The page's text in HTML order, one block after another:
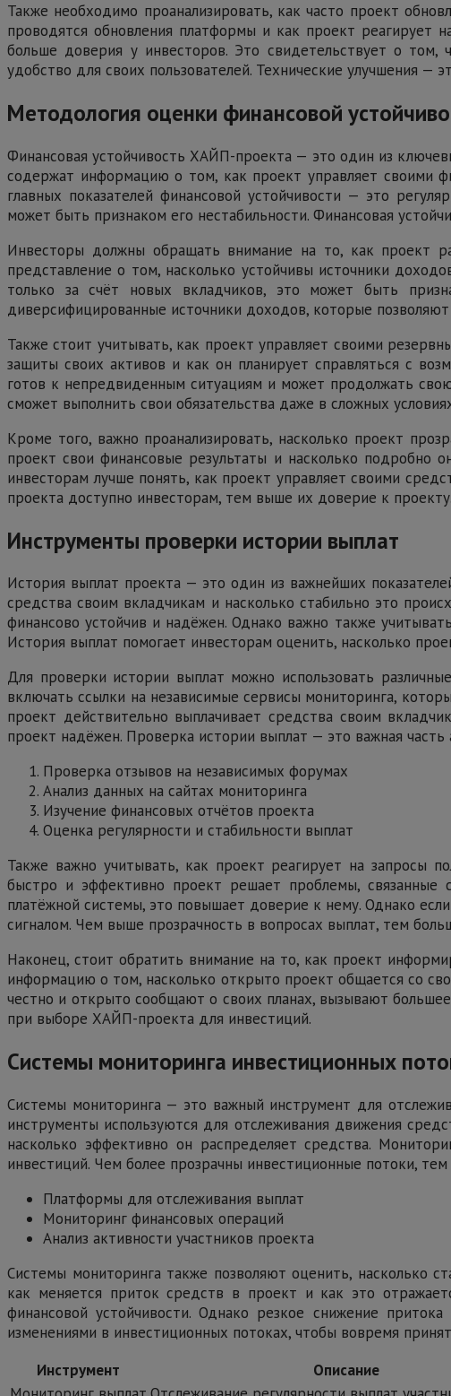
Также необходимо проанализировать, как часто проект
проводятся обновления платформы и как проект
больше доверия у инвесторов. Это свидетельствует о
удобство для своих пользователей. Технические улучшения —
Методология оценки финансовой
Финансовая устойчивость ХАЙП-проекта — это один из
содержат информацию о том, как проект управляет своими
главных показателей финансовой устойчивости — это
может быть признаком его нестабильности. Финансовая
Инвесторы должны обращать внимание на то, как проект
представление о том, насколько устойчивы источники
только за счёт новых вкладчиков, это может быть
диверсифицированные источники доходов, которые
Также стоит учитывать, как проект управляет своими
защиты своих активов и как он планирует справляться с
готов к непредвиденным ситуациям и может продолжать
сможет выполнить свои обязательства даже в сложных
Кроме того, важно проанализировать, насколько проект
проект свои финансовые результаты и насколько
инвесторам лучше понять, как проект управляет своими
проекта доступно инвесторам, тем выше их доверие к проекту.
Инструменты проверки истории выплат
История выплат проекта — это один из важнейших
средства своим вкладчикам и насколько стабильно это
финансово устойчив и надёжен. Однако важно также
История выплат помогает инвесторам оценить, насколько
Для проверки истории выплат можно использовать
включать ссылки на независимые сервисы мониторинга,
проект действительно выплачивает средства своим
проект надёжен. Проверка истории выплат — это важная часть
Проверка отзывов на независимых форумах
Анализ данных на сайтах мониторинга
Изучение финансовых отчётов проекта
Оценка регулярности и стабильности выплат
Также важно учитывать, как проект реагирует на запросы
быстро и эффективно проект решает проблемы, связанные
платёжной системы, это повышает доверие к нему. Однако
сигналом. Чем выше прозрачность в вопросах выплат, тем
Наконец, стоит обратить внимание на то, как проект
информацию о том, насколько открыто проект общается со
честно и открыто сообщают о своих планах, вызывают
при выборе ХАЙП-проекта для инвестиций.
Системы мониторинга инвестиционных
Системы мониторинга — это важный инструмент для
инструменты используются для отслеживания движения
насколько эффективно он распределяет средства.
инвестиций. Чем более прозрачны инвестиционные потоки,
Платформы для отслеживания выплат
Мониторинг финансовых операций
Анализ активности участников проекта
Системы мониторинга также позволяют оценить,
как меняется приток средств в проект и как это
финансовой устойчивости. Однако резкое снижение
изменениями в инвестиционных потоках, чтобы вовремя
Инструмент
Описание